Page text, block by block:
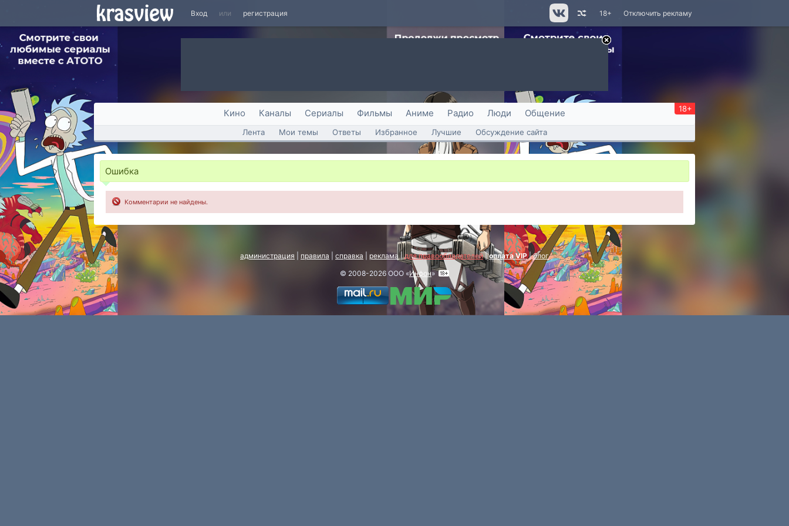
Вход или регистрация Отключить рекламу
18+
Кино Каналы Сериалы Фильмы Аниме Радио Люди Общение 18+
Лента Мои темы Ответы Избранное Лучшие Обсуждение сайта
Ошибка
Комментарии не найдены.
администрация правила справка реклама|для правообладателей|оплата VIP|блог
© 2008-2026 ООО «Инфон»